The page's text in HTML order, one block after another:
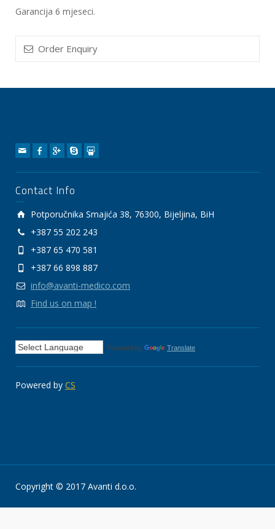
Garancija 6 mjeseci.
Order Enquiry
Contact Info
Potporučnika Smajića 38, 76300, Bijeljina, BiH
+387 55 202 243
+387 65 470 581
+387 66 898 887
info@avanti-medico.com
Find us on map !
Powered by Translate
Powered by CS
Copyright © 2017 Avanti d.o.o.